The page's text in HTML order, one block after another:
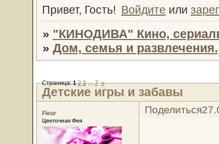
Привет, Гость! Войдите или
» "КИНОДИВА" Кино,
» Дом, семья и развлечения.
Детские игры и забавы
Страница:1 2 3 … 7 »
Поделиться
Fleur
Цветочная Фея